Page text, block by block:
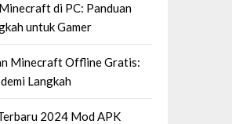
di PC: Panduan
untuk Gamer
Minecraft Offline Gratis:
Langkah
2024 Mod APK